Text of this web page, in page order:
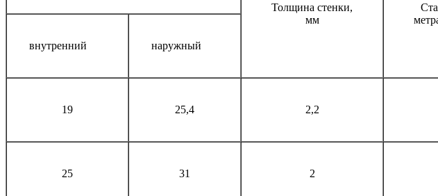
Толщина стенки,
мм
внутренний
наружный
19 25,4 2,2
25 31 2